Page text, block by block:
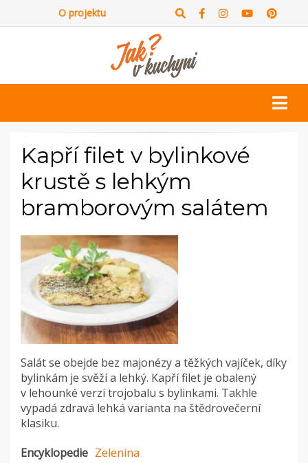
O projektu
Kapří filet v bylinkové
krustě s lehkým
bramborovým salátem
Salát se obejde bez majonézy a těžkých vajíček, díky
bylinkám je svěží a lehký. Kapří filet je obalený
v lehounké verzi trojobalu s bylinkami. Takhle
vypadá zdravá lehká varianta na štědrovečerní
klasiku.
Encyklopedie Zelenina